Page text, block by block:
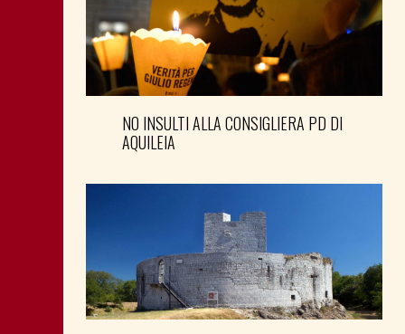
NO INSULTI ALLA CONSIGLIERA PD DI
AQUILEIA